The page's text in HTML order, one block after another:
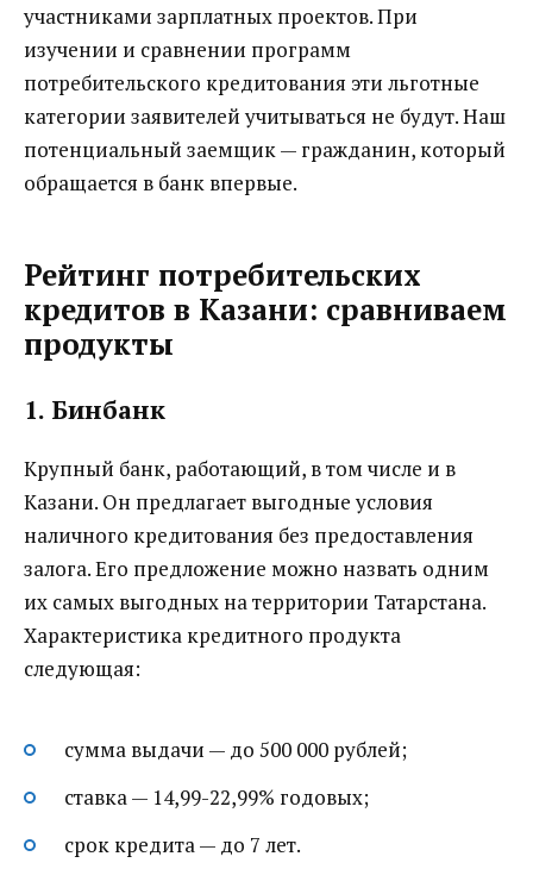
участниками зарплатных проектов. При
изучении и сравнении программ
потребительского кредитования эти льготные
категории заявителей учитываться не будут. Наш
потенциальный заемщик — гражданин, который
обращается в банк впервые.
Рейтинг потребительских
кредитов в Казани: сравниваем
продукты
1. Бинбанк
Крупный банк, работающий, в том числе и в
Казани. Он предлагает выгодные условия
наличного кредитования без предоставления
залога. Его предложение можно назвать одним
их самых выгодных на территории Татарстана.
Характеристика кредитного продукта
следующая:
сумма выдачи — до 500 000 рублей;
ставка — 14,99-22,99% годовых;
срок кредита — до 7 лет.